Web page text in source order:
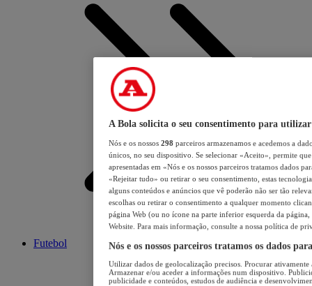
Futebol
A Bola solicita o seu consentimento para utilizar
Nós e os nossos 298 parceiros armazenamos e acedemos a
únicos, no seu dispositivo. Se selecionar «Aceito», permite
apresentadas em «Nós e os nossos parceiros tratamos dados
«Rejeitar tudo» ou retirar o seu consentimento, estas
alguns conteúdos e anúncios que vê poderão não ser tão
escolhas ou retirar o consentimento a qualquer momento
página Web (ou no ícone na parte inferior esquerda da página,
Website. Para mais informação, consulte a nossa política de
Nós e os nossos parceiros tratamos os dados
Utilizar dados de geolocalização precisos. Procurar
Armazenar e/ou aceder a informações num dispositivo.
publicidade e conteúdos, estudos de audiência e